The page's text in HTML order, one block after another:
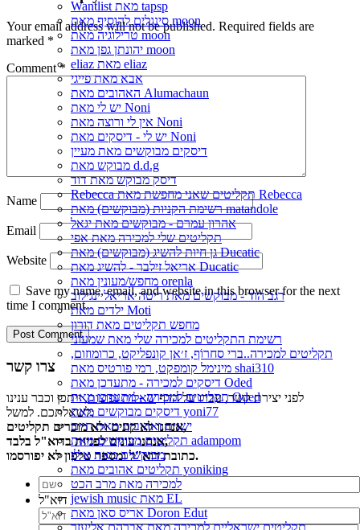
Wantlist מאת tapsp
סינגלים להוסיף מאת moon
טרילוגיה מאת moon
יהונתן גפן מאת moon
eliaz מאת eliaz
אבא מאת פייגי
האהובים מאת Alumachaun
יש לי מאת Noni
אין לי ורוצה מאת Noni
יש לי - דיסקים מאת Noni
דיסקים מבוקשים מאת מעיין
מבוקש מאת d.d.g
דיסק מבוקש מאת דוד
Rebecca תקליטים שאני מחפשת מאת Rebecca
רשימת הקניות (מבוקשים) מאת matandole
אהרון עמרם - מבוקשים מאת יגאל
תקליטים שלי למכירה מאת אפי
גן חיות להשיג (מבוקשים) מאת Ducatic
אריאל זילבר - להשיג מאת Ducatic
מחפש/מעונין מאת orenla
רגב הוד - מבוקשים מאת ריטה אריאל ינגילוב
ילדים מאת Moti
מחפש תקליטים מאת דורון
רשימת התקליטים למכירה שלי מאת שמעוני
תקליטים למכירה..ברי סחרוֹף, ז׳אן קונפליקט, כרומוזום,
מינימל קומפקט, רמי פורטיס מאת shai310
דיסקים למכירה - מתעדכן מאת Oded
תקליטים למכירה - מתעדכן מאת Oded
דיסקים מבוקשים מאת yoni77
ישנים ואהובים מאת חיים
תקליטים מבוקשים מאת adampom
מבוקשים מאת אילן
תקליטים אהובים מאת yoniking
למכירה מאת מרב הכט
jewish music מאת EL
אריס סאן מאת Doron Edut
תקליטים ישראליים למכירה מאת אברהם אליעזר
Your email address will not be published. Required fields are
marked *
Comment*
Name
Email
Website
Save my name, email, and website in this browser for the next
time I comment.
צרו קשר
לפני יצירת קשר, עברו על הדףשאלות נפוצות, ייתכן וכבר ענינו
לשאלתכם. למשל:
אנחנו לא קונים ולא מוכרים תקליטים,
אנחנו עונים לפניות בדוא"ל בלבד,
כתובת דוא"ל ומספר טלפון לא יפורסמו.
דוא"ל